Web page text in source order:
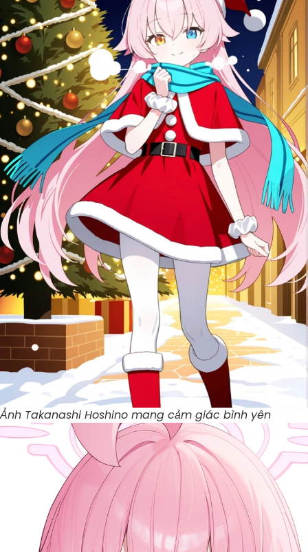
Ảnh Takanashi Hoshino mang cảm giác bình yên